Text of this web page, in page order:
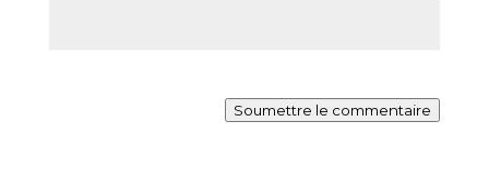
Soumettre le commentaire